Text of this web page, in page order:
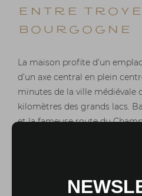
Entre
Bourgogne
La maison profite d’un
d’un axe central en plein
minutes de la ville médiévale
kilomètres des grands lacs.
et la fameuse route du
d’innombrables loisirs. Paris
proximité des commodités